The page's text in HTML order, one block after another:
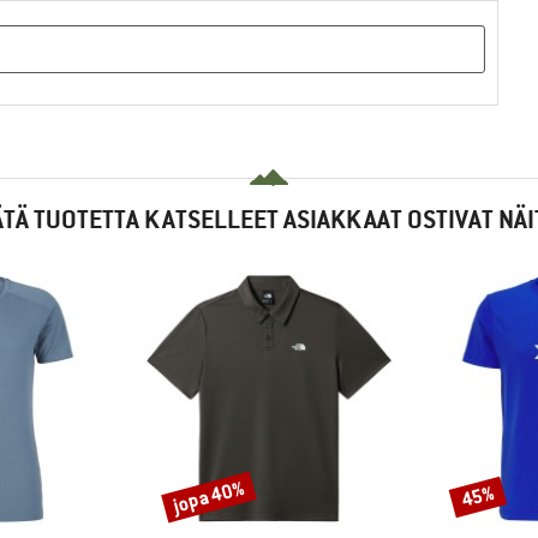
TUOTETTA KATSELLEET ASIAKKAAT OSTIVAT
Alennus
jopa 40% Alennus
45%